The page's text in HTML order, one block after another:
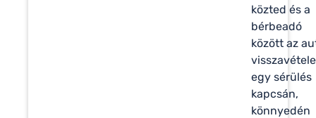
közted és a
bérbeadó
között az
egy sérülés
kapcsán,
könnyedén